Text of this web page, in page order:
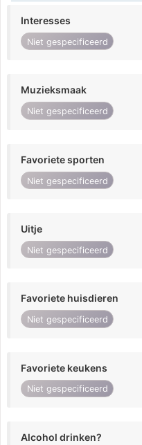
Interesses
Niet gespecificeerd
Muzieksmaak
Niet gespecificeerd
Favoriete sporten
Niet gespecificeerd
Uitje
Niet gespecificeerd
Favoriete huisdieren
Niet gespecificeerd
Favoriete keukens
Niet gespecificeerd
Alcohol drinken?